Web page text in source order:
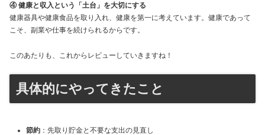
④ 健康と収入という「土台」を大切にする
健康器具や健康食品を取り入れ、健康を第一に考えています。健康であって
こそ、副業や仕事を続けられるからです。
このあたりも、これからレビューしていきますね！
具体的にやってきたこと
節約 ：先取り貯金と不要な支出の見直し